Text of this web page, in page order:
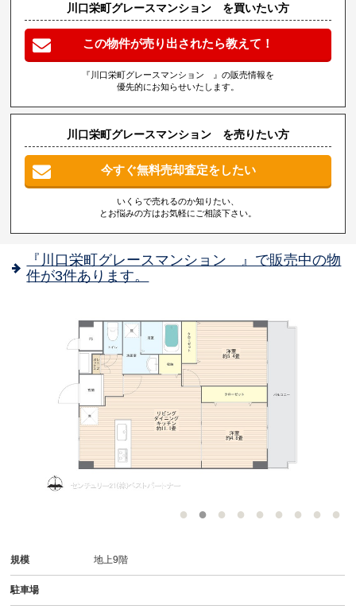
川口栄町グレースマンション を買いたい方
この物件が売り出されたら教えて！
『川口栄町グレースマンション 』の販売情報を
優先的にお知らせいたします。
川口栄町グレースマンション を売りたい方
今すぐ無料売却査定をしたい
いくらで売れるのか知りたい、
とお悩みの方はお気軽にご相談下さい。
『川口栄町グレースマンション 』で販売中の物
件が3件あります。
規模 地上9階
駐車場